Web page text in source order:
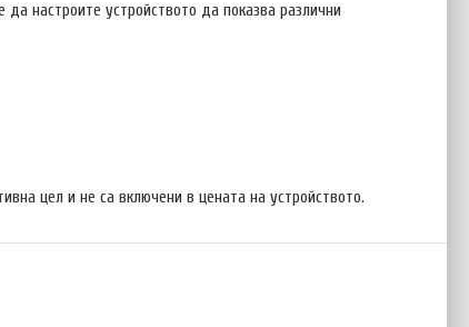
настроите устройството да показва различни
цел и не са включени в цената на устройството.